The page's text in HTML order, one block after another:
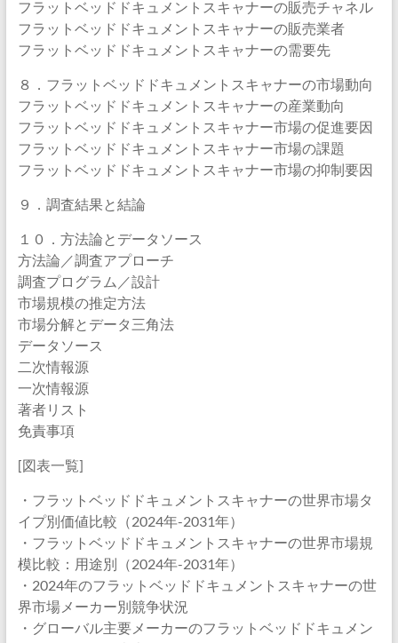
フラットベッドドキュメントスキャナーの販売チャネル
フラットベッドドキュメントスキャナーの販売業者
フラットベッドドキュメントスキャナーの需要先
８．フラットベッドドキュメントスキャナーの市場動向
フラットベッドドキュメントスキャナーの産業動向
フラットベッドドキュメントスキャナー市場の促進要因
フラットベッドドキュメントスキャナー市場の課題
フラットベッドドキュメントスキャナー市場の抑制要因
９．調査結果と結論
１０．方法論とデータソース
方法論／調査アプローチ
調査プログラム／設計
市場規模の推定方法
市場分解とデータ三角法
データソース
二次情報源
一次情報源
著者リスト
免責事項
[図表一覧]
・フラットベッドドキュメントスキャナーの世界市場タ
イプ別価値比較（2024年-2031年）
・フラットベッドドキュメントスキャナーの世界市場規
模比較：用途別（2024年-2031年）
・2024年のフラットベッドドキュメントスキャナーの世
界市場メーカー別競争状況
・グローバル主要メーカーのフラットベッドドキュメン